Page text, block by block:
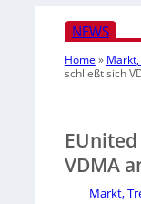
NEWS
Home »
schließt sich
VDMA
Markt,